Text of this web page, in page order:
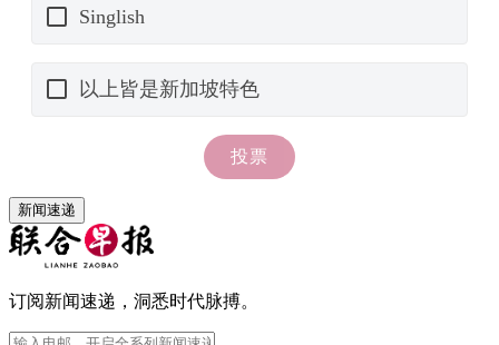
新闻速递
订阅新闻速递，洞悉时代脉搏。